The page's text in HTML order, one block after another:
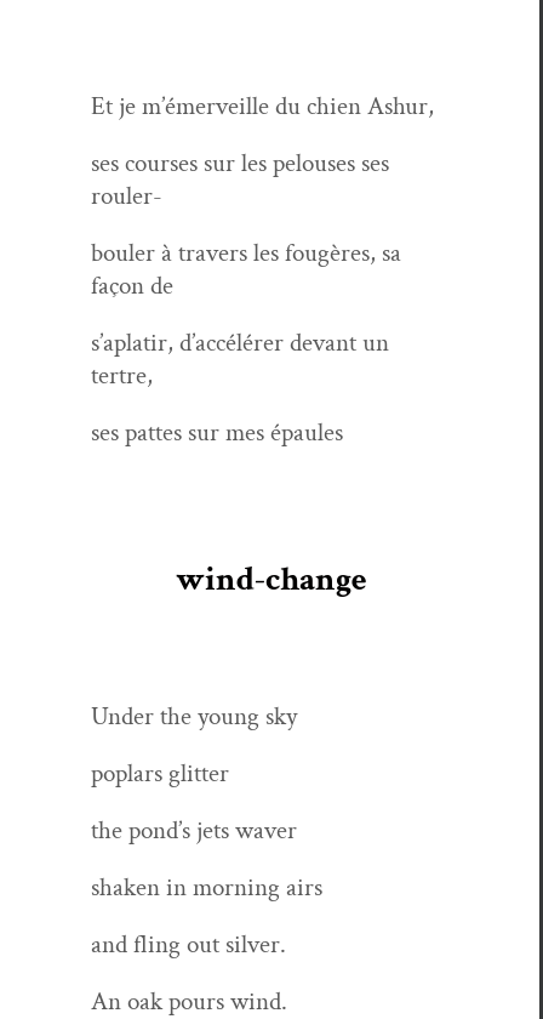
Et je m’émer­veille du chien Ashur,
ses cours­es sur les pelous­es ses
rouler-
bouler à tra­vers les fougères, sa
façon de
s’aplatir, d’ac­célér­er devant un
tertre,
ses pattes sur mes épaules
wind-change
Under the young sky
poplars glit­ter
the pond’s jets waver
shak­en in morn­ing airs
and fling out silver.
An oak pours wind.